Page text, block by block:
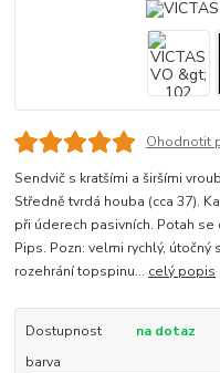
Ohodnotit
Sendvič s kratšími a širšími
Středně tvrdá houba (cca 37).
při úderech pasivních. Potah se
Pips. Pozn: velmi rychlý,
rozehrání topspinu... celý popis
Dostupnost
na dotaz
barva